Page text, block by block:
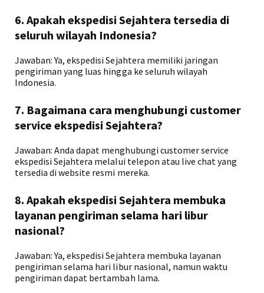
6. Apakah ekspedisi Sejahtera tersedia di
seluruh wilayah Indonesia?
Jawaban: Ya, ekspedisi Sejahtera memiliki jaringan
pengiriman yang luas hingga ke seluruh wilayah
Indonesia.
7. Bagaimana cara menghubungi customer
service ekspedisi Sejahtera?
Jawaban: Anda dapat menghubungi customer service
ekspedisi Sejahtera melalui telepon atau live chat yang
tersedia di website resmi mereka.
8. Apakah ekspedisi Sejahtera membuka
layanan pengiriman selama hari libur
nasional?
Jawaban: Ya, ekspedisi Sejahtera membuka layanan
pengiriman selama hari libur nasional, namun waktu
pengiriman dapat bertambah lama.